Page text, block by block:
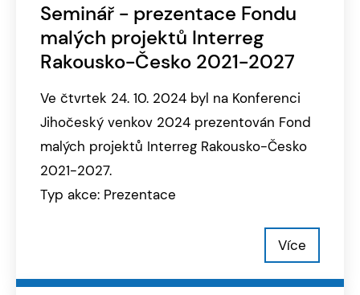
Seminář - prezentace Fondu
malých projektů Interreg
Rakousko-Česko 2021-2027
Ve čtvrtek 24. 10. 2024 byl na Konferenci
Jihočeský venkov 2024 prezentován Fond
malých projektů Interreg Rakousko-Česko
2021-2027.
Typ akce: Prezentace
Více